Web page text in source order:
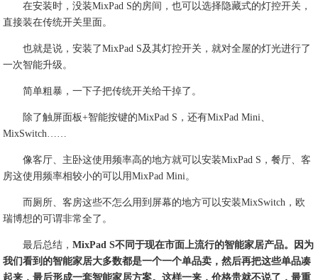
在安装时，没装MixPad S的房间，也可以选择隐藏式的灯控开关，
直接装在传统开关里面。
也就是说，安装了MixPad S及其灯控开关，就对全屋的灯光进行了
一次智能升级。
简单粗暴，一下子把传统开关给干掉了。
除了触屏面板+智能按键的MixPad S，还有MixPad Mini、
MixSwitch……
像客厅、主卧这使用频率高的地方就可以安装MixPad S，餐厅、客
房这使用频率相较小的可以用MixPad Mini。
而厕所、客房这些不怎么用到屏幕的地方可以安装MixSwitch，欧
瑞博想的可谓非常全了。
最后总结，MixPad S不同于现在市面上流行的智能家居产品。因为
我们看到的智能家居大多数都是一个一个单品卖，然后再把这些单品凑
起来，最后形成一套智能家居方案。这样一来，价格贵就不说了，最重